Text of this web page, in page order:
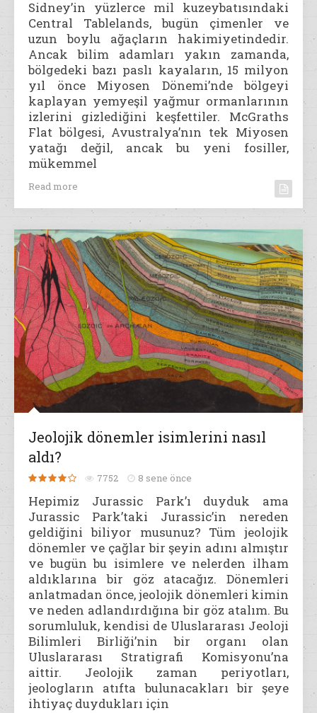
Sidney’in yüzlerce mil kuzeybatısındaki
Central Tablelands, bugün çimenler ve
uzun boylu ağaçların hakimiyetindedir.
Ancak bilim adamları yakın zamanda,
bölgedeki bazı paslı kayaların, 15 milyon
yıl önce Miyosen Dönemi’nde bölgeyi
kaplayan yemyeşil yağmur ormanlarının
izlerini gizlediğini keşfettiler. McGraths
Flat bölgesi, Avustralya’nın tek Miyosen
yatağı değil, ancak bu yeni fosiller,
mükemmel
Read more
Jeolojik dönemler isimlerini nasıl
aldı?
7752 8 sene önce
Hepimiz Jurassic Park’ı duyduk ama
Jurassic Park’taki Jurassic’in nereden
geldiğini biliyor musunuz? Tüm jeolojik
dönemler ve çağlar bir şeyin adını almıştır
ve bugün bu isimlere ve nelerden ilham
aldıklarına bir göz atacağız. Dönemleri
anlatmadan önce, jeolojik dönemleri kimin
ve neden adlandırdığına bir göz atalım. Bu
sorumluluk, kendisi de Uluslararası Jeoloji
Bilimleri Birliği’nin bir organı olan
Uluslararası Stratigrafi Komisyonu’na
aittir. Jeolojik zaman periyotları,
jeologların atıfta bulunacakları bir şeye
ihtiyaç duydukları için